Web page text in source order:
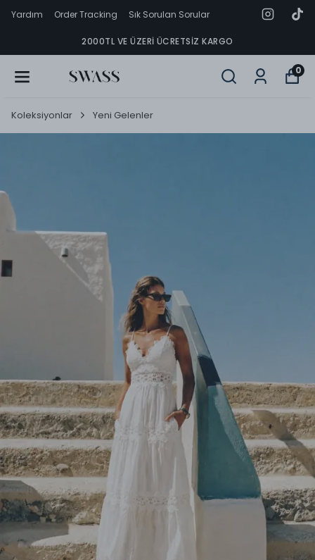
Yardım Order Tracking Sık Sorulan Sorular
2000TL VE ÜZERI ÜCRETSIZ KARGO
0
Koleksiyonlar Yeni Gelenler